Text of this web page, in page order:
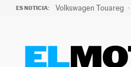
ES NOTICIA: Volkswagen Touareg